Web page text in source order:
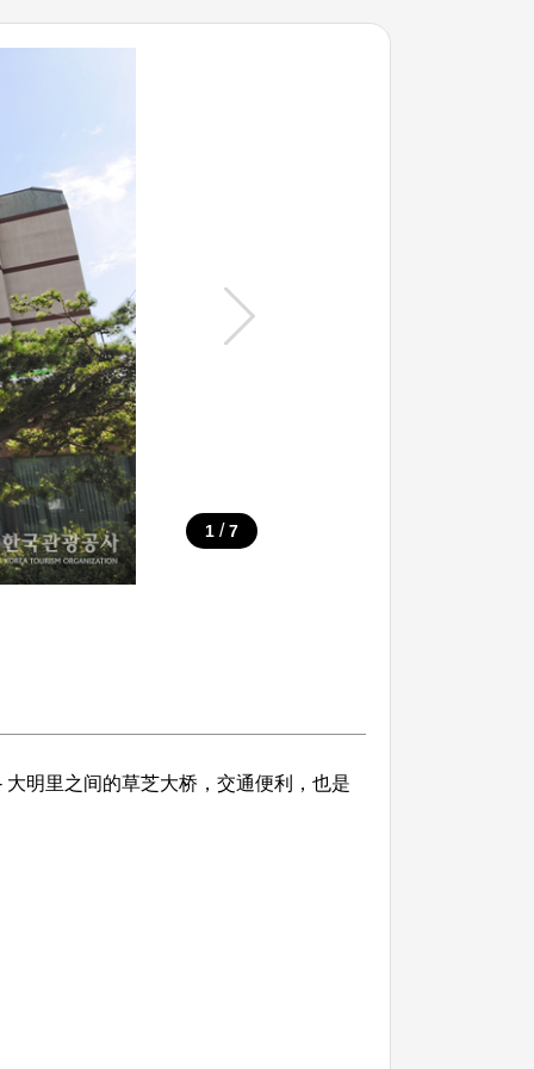
1 / 7
明里之间的草芝大桥，交通便利，也是